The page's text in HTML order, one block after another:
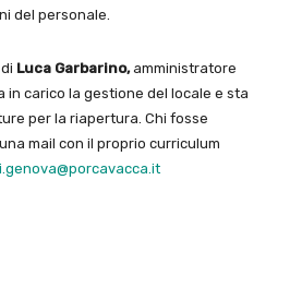
del personale.
di Luca Garbarino,amministratore
in carico la gestione del locale e sta
per la riapertura. Chi fosse
mail con il proprio curriculum